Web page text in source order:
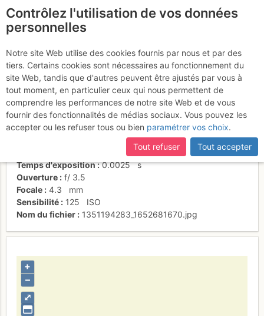
****
Activités
Date/heure
25 oct. 2012 12:53
Contributeur
Ben d'la Côte
individuel (CC by-nc-nd)
SONY DSC-HX5V
Temps d'exposition
0.0025 s
Ouverture
f/ 3.5
Focale
4.3
mm
Sensibilité
125
ISO
Nom du fichier
1351194283_1652681670.jpg
⤢
+
–
Contrôlez l'utilisation de vos données
personnelles
Notre site Web utilise des cookies fournis par nous et par des
tiers. Certains cookies sont nécessaires au fonctionnement du
site Web, tandis que d'autres peuvent être ajustés par vous à
tout moment, en particulier ceux qui nous permettent de
comprendre les performances de notre site Web et de vous
fournir des fonctionnalités de médias sociaux. Vous pouvez les
accepter ou les refuser tous ou bien paramétrer vos choix.
Tout refuser
Tout accepter